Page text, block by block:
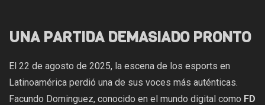
UNA PARTIDA DEMASIADO PRONTO
El 22 de agosto de 2025, la escena de los esports en
Latinoamérica perdió una de sus voces más auténticas.
Facundo Dominguez, conocido en el mundo digital como FD